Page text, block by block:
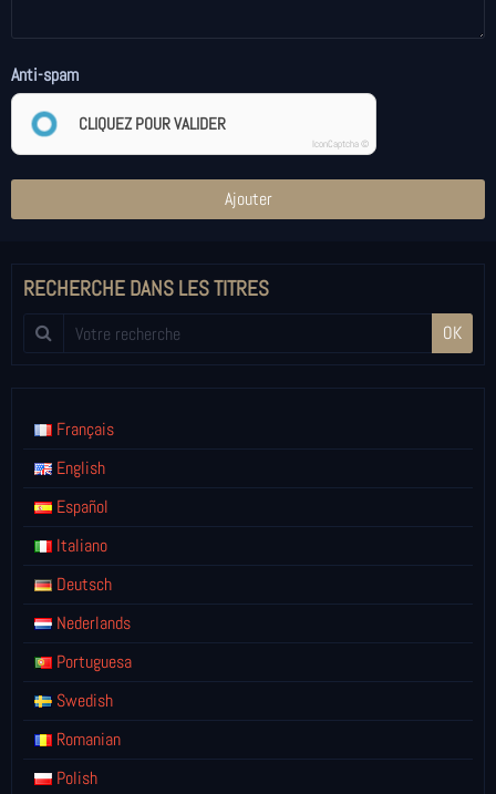
Anti-spam
CLIQUEZ POUR VALIDER
IconCaptcha ©
Ajouter
RECHERCHE DANS LES TITRES
OK
Français
English
Español
Italiano
Deutsch
Nederlands
Portuguesa
Swedish
Romanian
Polish